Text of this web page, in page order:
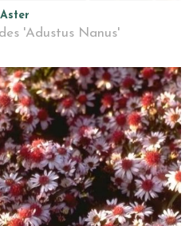
Aster
'Adustus Nanus'